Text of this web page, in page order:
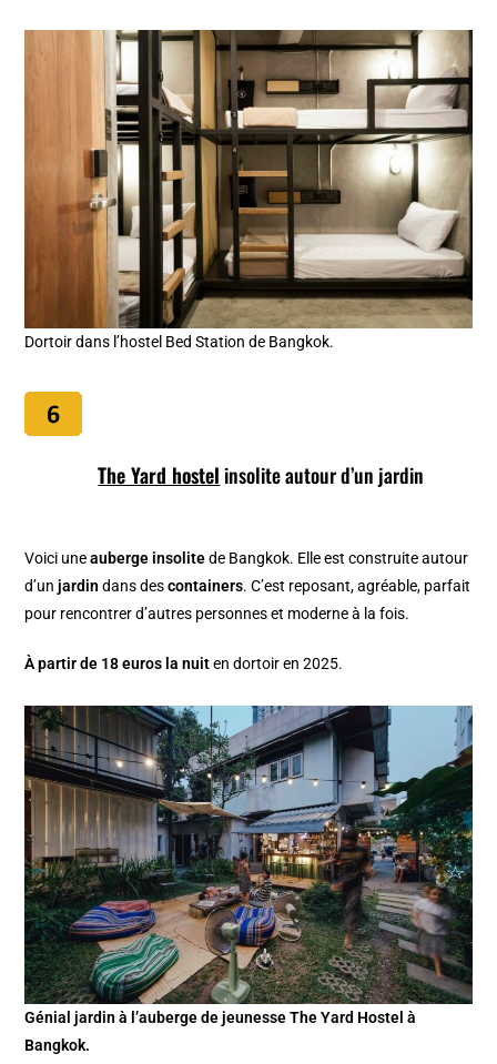
Dortoir dans l’hostel Bed Station de Bangkok.
The Yard hostel insolite autour d’un jardin
Voici uneauberge insolitede Bangkok. Elle est construite autour
d’un jardin dans descontainers. C’est reposant, agréable, parfait
pour rencontrer d’autres personnes et moderne à la fois.
À partir de 18 euros la nuiten dortoir en 2025.
Génial jardin à l’auberge de jeunesse The Yard Hostel à
Bangkok.